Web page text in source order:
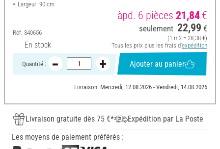
Largeur: 90 cm
Réf. 340656
En stock
àpd. 6 pièces 21,84€
seulement 22,99 €
(1 m2 = 28,38 €)
Tous les prix plus les frais d'expédition
Quantité : Ajouter au panier
Livraison: Mercredi, 12.08.2026 - Vendredi, 14.08.2026
Livraison gratuite dès 75 €*
Expédition par La Poste
Les moyens de paiement préférés :